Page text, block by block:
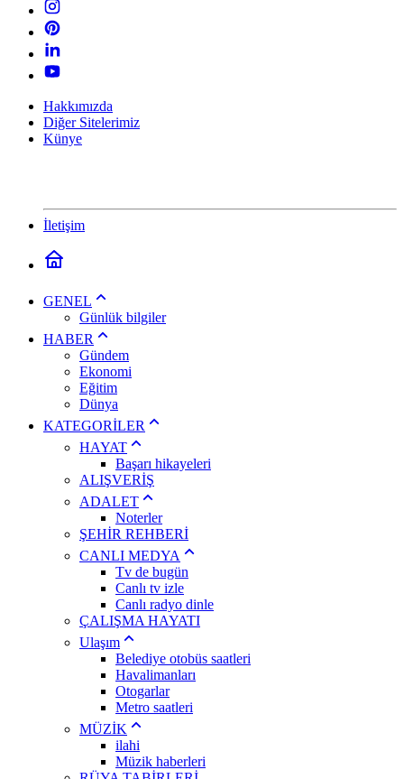
Hakkımızda
Diğer Sitelerimiz
Künye
İletişim
GENEL
Günlük bilgiler
HABER
Gündem
Ekonomi
Eğitim
Dünya
KATEGORİLER
HAYAT
Başarı hikayeleri
ALIŞVERİŞ
ADALET
Noterler
ŞEHİR REHBERİ
CANLI MEDYA
Tv de bugün
Canlı tv izle
Canlı radyo dinle
ÇALIŞMA HAYATI
Ulaşım
Belediye otobüs saatleri
Havalimanları
Otogarlar
Metro saatleri
MÜZİK
ilahi
Müzik haberleri